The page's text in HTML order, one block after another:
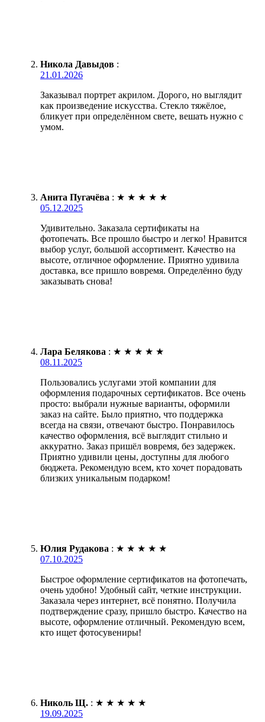
Никола Давыдов :
21.01.2026
Заказывал портрет акрилом. Дорого, но выглядит
как произведение искусства. Стекло тяжёлое,
бликует при определённом свете, вешать нужно с
умом.
Анита Пугачёва : ★ ★ ★ ★ ★
05.12.2025
Удивительно. Заказала сертификаты на
фотопечать. Все прошло быстро и легко! Нравится
выбор услуг, большой ассортимент. Качество на
высоте, отличное оформление. Приятно удивила
доставка, все пришло вовремя. Определённо буду
заказывать снова!
Лара Белякова : ★ ★ ★ ★ ★
08.11.2025
Пользовались услугами этой компании для
оформления подарочных сертификатов. Все очень
просто: выбрали нужные варианты, оформили
заказ на сайте. Было приятно, что поддержка
всегда на связи, отвечают быстро. Понравилось
качество оформления, всё выглядит стильно и
аккуратно. Заказ пришёл вовремя, без задержек.
Приятно удивили цены, доступны для любого
бюджета. Рекомендую всем, кто хочет порадовать
близких уникальным подарком!
Юлия Рудакова : ★ ★ ★ ★ ★
07.10.2025
Быстрое оформление сертификатов на фотопечать,
очень удобно! Удобный сайт, четкие инструкции.
Заказала через интернет, всё понятно. Получила
подтверждение сразу, пришло быстро. Качество на
высоте, оформление отличный. Рекомендую всем,
кто ищет фотосувениры!
Николь Щ. : ★ ★ ★ ★ ★
19.09.2025